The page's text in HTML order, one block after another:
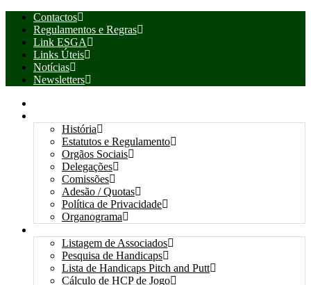
Contactos
Regulamentos e Regras
Link ESGA
Links Úteis
Notícias
Newsletters
História
Estatutos e Regulamento
Orgãos Sociais
Delegações
Comissões
Adesão / Quotas
Política de Privacidade
Organograma
Listagem de Associados
Pesquisa de Handicaps
Lista de Handicaps Pitch and Putt
Cálculo de HCP de Jogo